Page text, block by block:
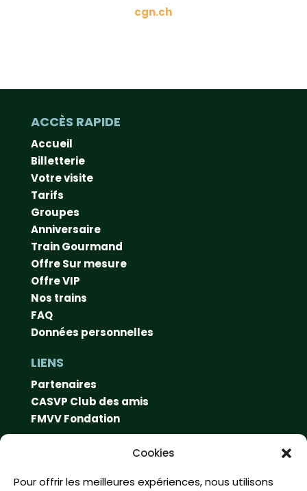
Cookies
Pour offrir les meilleures expériences, nous utilisons
cgn.ch
ACCÈS RAPIDE
Accueil
Billetterie
Votre visite
Tarifs
Groupes
Anniversaire
Train Gourmand
Offre Sur mesure
Offre VIP
Nos trains
FAQ
Données personnelles
LIENS
Partenaires
CASVP Club des amis
FMVV Fondation
Rue du port 10